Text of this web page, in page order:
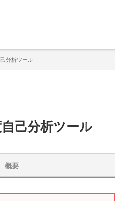
分析ツール
己分析ツール
概要